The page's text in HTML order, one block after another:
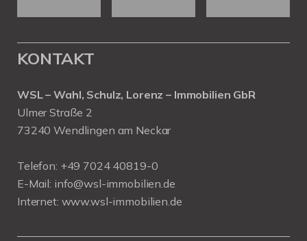
KONTAKT
WSL – Wahl, Schulz, Lorenz – Immobilien GbR
Ulmer Straße 2
73240 Wendlingen am Neckar
Telefon: +49 7024 40819-0
E-Mail: info@wsl-immobilien.de
Internet: www.wsl-immobilien.de